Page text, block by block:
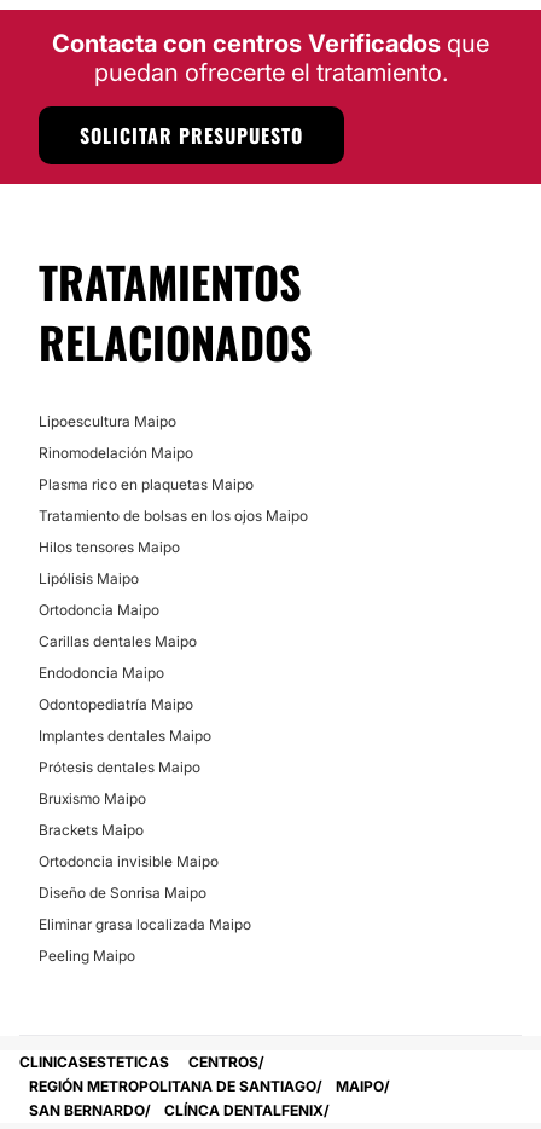
RINOMODELACIÓN
Contacta con centros Verificados que
puedan ofrecerte el tratamiento.
SOLICITAR PRESUPUESTO
TRATAMIENTOS
RELACIONADOS
Lipoescultura Maipo
Rinomodelación Maipo
Plasma rico en plaquetas Maipo
Tratamiento de bolsas en los ojos Maipo
Hilos tensores Maipo
Lipólisis Maipo
Ortodoncia Maipo
Carillas dentales Maipo
Endodoncia Maipo
Odontopediatría Maipo
Implantes dentales Maipo
Prótesis dentales Maipo
Bruxismo Maipo
Brackets Maipo
Ortodoncia invisible Maipo
Diseño de Sonrisa Maipo
Eliminar grasa localizada Maipo
Peeling Maipo
CLINICASESTETICAS
CENTROS
REGIÓN METROPOLITANA DE SANTIAGO
MAIPO
SAN BERNARDO
CLÍNCA DENTALFENIX